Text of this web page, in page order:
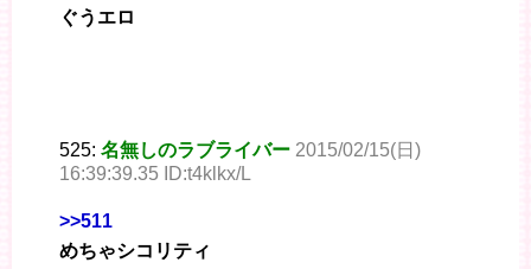
ぐうエロ
525: 名無しのラブライバー 2015/02/15(日)
16:39:39.35 ID:t4klkx/L
>>511
めちゃシコリティ